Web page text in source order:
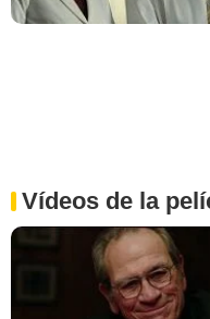
Vídeos de la